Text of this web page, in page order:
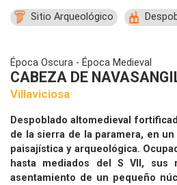
Sitio Arqueológico
Época Oscura - Época Medieval
CABEZA DE
Villaviciosa
Despoblado altomedieval
de la sierra de la paramera, en
paisajística y arqueológica.
hasta mediados del S VII, sus
asentamiento de un pequeño